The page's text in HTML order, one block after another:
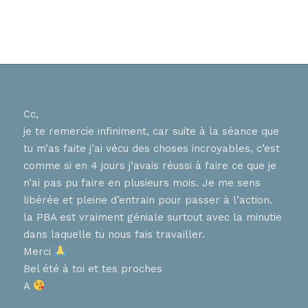
Cc,
je te remercie infiniment, car suite à la séance que
tu m’as faite j’ai vécu des choses incroyables, c’est
comme si en 4 jours j’avais réussi à faire ce que je
n’ai pas pu faire en plusieurs mois. Je me sens
libérée et pleine d’entrain pour passer à l’action.
la PBA est vraiment géniale surtout avec la minutie
dans laquelle tu nous fais travailler.
Merci
Bel été à toi et tes proches
A